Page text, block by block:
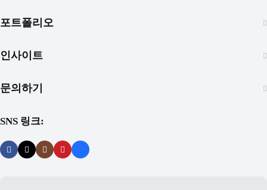
포트폴리오
인사이트
문의하기
SNS 링크: